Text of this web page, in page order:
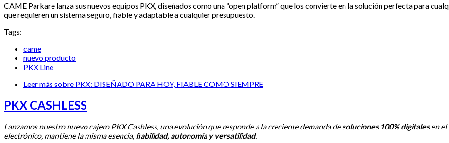
CAME Parkare lanza sus nuevos equipos PKX, diseñados como una “open platform” que los convierte en la solución perfecta para
que requieren un sistema seguro, fiable y adaptable a cualquier presupuesto.
Tags:
came
nuevo producto
PKX Line
Leer más sobre PKX: DISEÑADO PARA HOY, FIABLE COMO SIEMPRE
PKX CASHLESS
Lanzamos nuestro nuevo cajero PKX Cashless, una evolución que responde a la creciente demanda de soluciones 100% digitalesen el
electrónico, mantiene la misma esencia, fiabilidad, autonomía y versatilidad.